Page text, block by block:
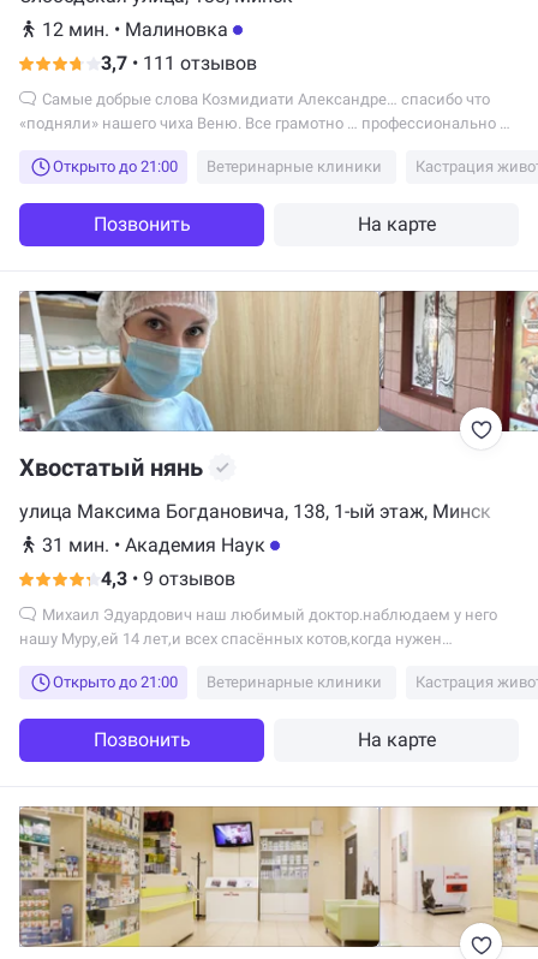
12 мин. • Малиновка
3,7 • 111 отзывов
«подняли» нашего чиха Веню. Все грамотно … профессионально ….
Открыто до 21:00
Ветеринарные клиники Кастрация
Позвонить На карте
Хвостатый нянь
улица Максима Богдановича, 138, 1-ый этаж, Минск
31 мин. • Академия Наук
4,3 • 9 отзывов
нашу Муру,ей 14 лет,и всех спасённых котов,когда нужен
объясняет.однозначно рекомендую доктора Павлова.
Открыто до 21:00 Ветеринарные клиники Кастрация
Позвонить На карте